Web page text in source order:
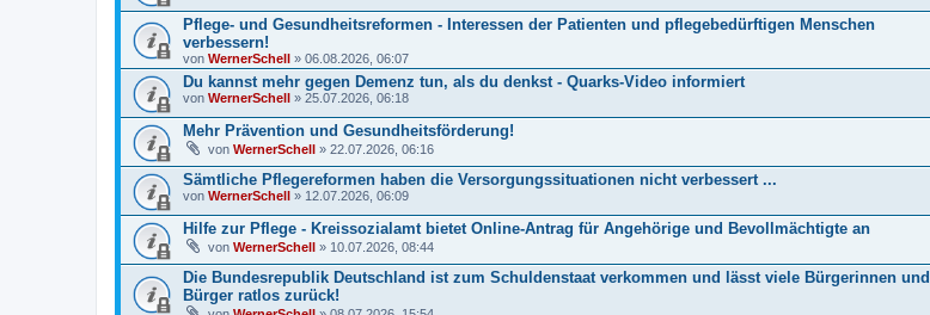
Pflege- und Gesundheitsreformen - Interessen der Patienten und pflegebedürftigen Menschen
verbessern!
von WernerSchell » 06.08.2026, 06:07
Du kannst mehr gegen Demenz tun, als du denkst - Quarks-Video informiert
von WernerSchell » 25.07.2026, 06:18
Mehr Prävention und Gesundheitsförderung!
von WernerSchell » 22.07.2026, 06:16
Sämtliche Pflegereformen haben die Versorgungssituationen nicht verbessert ...
von WernerSchell » 12.07.2026, 06:09
Hilfe zur Pflege - Kreissozialamt bietet Online-Antrag für Angehörige und Bevollmächtigte an
von WernerSchell » 10.07.2026, 08:44
Die Bundesrepublik Deutschland ist zum Schuldenstaat verkommen und lässt viele Bürgerinnen und
Bürger ratlos zurück!